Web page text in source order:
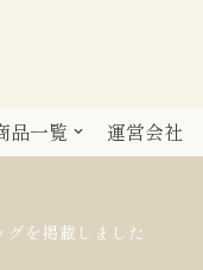
品一覧 運営会社
を掲載しました